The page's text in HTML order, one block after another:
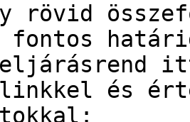
rövid
fontos
itt
és